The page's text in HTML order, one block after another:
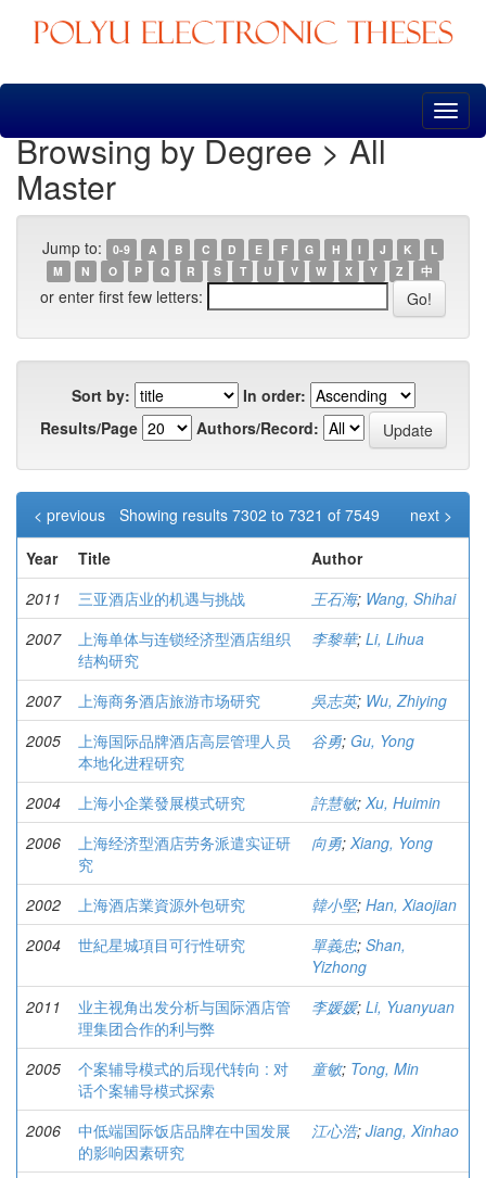
Skip
Browsing by Degree > All
Master
Jump to: 0-9 A B C D E F G H I J K
L
M
N O P Q R S T U V W X Y Z 中
or enter first few letters:
Sort by:
In order:
Results/Page
Authors/Record:
Showing results 7302 to 7321 of 7549
< previous
next >
Year
Title
Author
2011
三亚酒店业的机遇与挑战 王石海; Wang, Shihai
2007
上海单体与连锁经济型酒店组织
结构研究
李黎華; Li, Lihua
2007 上海商务酒店旅游市场研究 吳志英; Wu, Zhiying
2005
上海国际品牌酒店高层管理人员
本地化进程研究
谷勇; Gu, Yong
2004 上海小企業發展模式研究 許慧敏; Xu, Huimin
2006
上海经济型酒店劳务派遣实证研
究
向勇; Xiang, Yong
2002 上海酒店業資源外包研究 韓小堅; Han, Xiaojian
2004
世紀星城項目可行性研究 單義忠; Shan,
Yizhong
2011
业主视角出发分析与国际酒店管
理集团合作的利与弊
李媛媛; Li, Yuanyuan
2005
个案辅导模式的后现代转向 : 对
话个案辅导模式探索
童敏; Tong, Min
2006
中低端国际饭店品牌在中国发展
的影响因素研究
江心浩; Jiang, Xinhao